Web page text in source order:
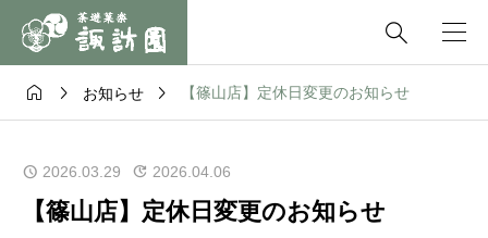

  お知らせ  【篠山店】定休日変更のお知らせ
2026.03.29 2026.04.06
【篠山店】定休日変更のお知らせ